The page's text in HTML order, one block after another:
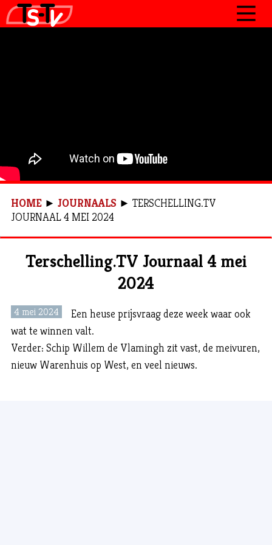
CONTACT
HOME► JOURNAALS ► TERSCHELLING.TV
JOURNAAL 4 MEI 2024
Terschelling.TV Journaal 4 mei
2024
4 mei 2024
Een heuse prijsvraag deze week waar ook
wat te winnen valt.
Verder: Schip Willem de Vlamingh zit vast, de meivuren,
nieuw Warenhuis op West, en veel nieuws.